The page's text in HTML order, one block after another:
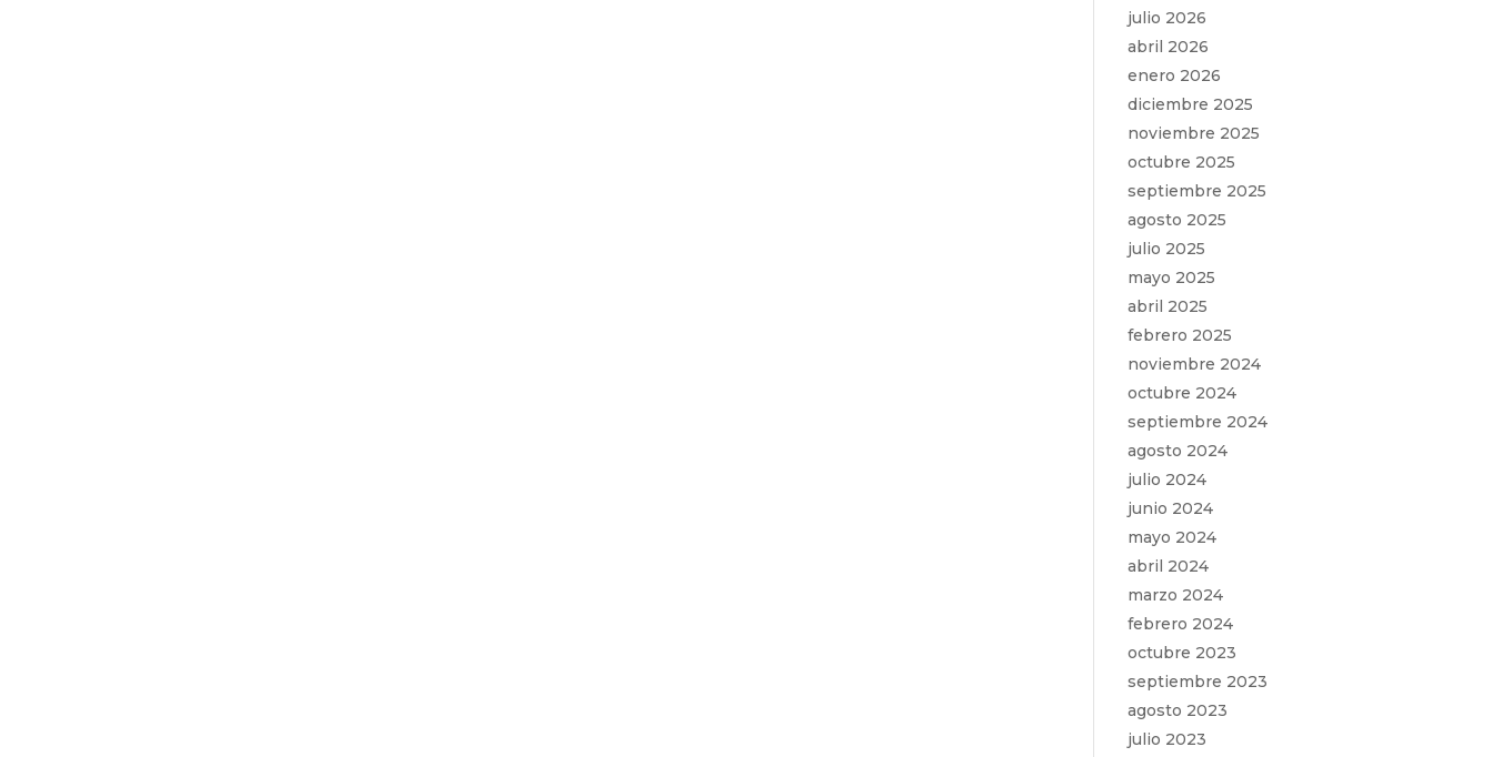
julio 2026
abril 2026
enero 2026
diciembre 2025
noviembre 2025
octubre 2025
septiembre 2025
agosto 2025
julio 2025
mayo 2025
abril 2025
febrero 2025
noviembre 2024
octubre 2024
septiembre 2024
agosto 2024
julio 2024
junio 2024
mayo 2024
abril 2024
marzo 2024
febrero 2024
octubre 2023
septiembre 2023
agosto 2023
julio 2023